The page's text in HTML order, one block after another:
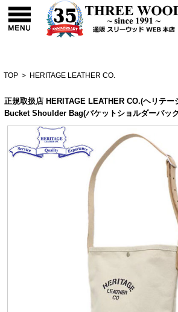
TOP > HERITAGE LEATHER CO.
正規取扱店 HERITAGE LEATHER CO.(ヘリテー
Bucket Shoulder Bag(バケットショルダーバッ